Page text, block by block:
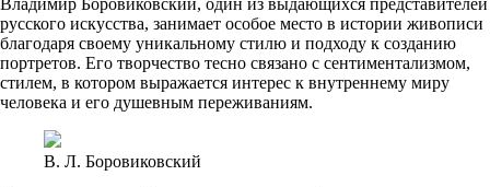
русского искусства, занимает особое место в истории живописи
благодаря своему уникальному стилю и подходу к созданию
портретов. Его творчество тесно связано с сентиментализмом,
стилем, в котором выражается интерес к внутреннему миру
человека и его душевным переживаниям.
В. Л. Боровиковский